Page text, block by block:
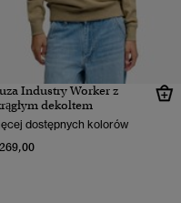
Industry Worker z
dekoltem
dostępnych kolorów